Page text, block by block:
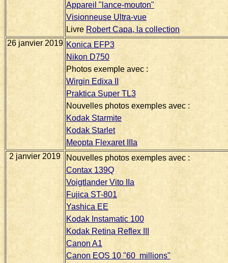
Appareil "lance-mouton"
Visionneuse Ultra-vue
Livre Robert Capa, la collection
26 janvier 2019 Konica EFP3
Nikon D750
Photos exemple avec :
Wirgin Edixa II
Praktica Super TL3
Nouvelles photos exemples avec :
Kodak Starmite
Kodak Starlet
Meopta Flexaret IIIa
2 janvier 2019
Nouvelles photos exemples avec :
Contax 139Q
Voigtlander Vito IIa
Fujica ST-801
Yashica EE
Kodak Instamatic 100
Kodak Retina Reflex III
Canon A1
Canon EOS 10 "60 millions"